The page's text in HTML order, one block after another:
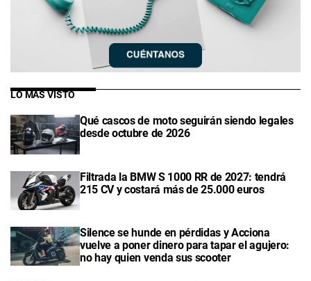
LO MÁS VISTO
Qué cascos de moto seguirán siendo legales
desde octubre de 2026
Filtrada la BMW S 1000 RR de 2027: tendrá
215 CV y costará más de 25.000 euros
Silence se hunde en pérdidas y Acciona
vuelve a poner dinero para tapar el agujero:
no hay quien venda sus scooter